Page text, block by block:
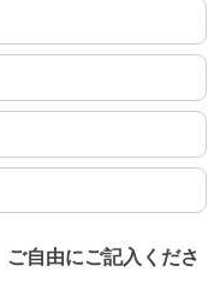
自由にご記入くださ